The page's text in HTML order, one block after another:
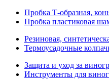
Пробка Т-образная,
Пробка пластиковая
Резиновая,
Термоусадочные
Защита и уход за
Инструменты для